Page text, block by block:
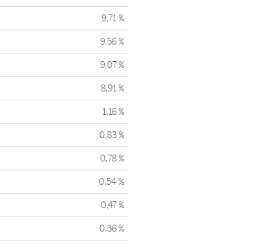
9,71 %
9,56 %
9,07 %
8,91 %
1,16 %
0,83 %
0,78 %
0,54 %
0,47 %
0,36 %